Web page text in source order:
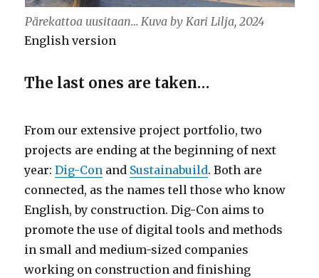
Pärekattoa uusitaan… Kuva by Kari Lilja, 2024
English version
The last ones are taken…
From our extensive project portfolio, two
projects are ending at the beginning of next
year:Dig-Con and Sustainabuild. Both are
connected, as the names tell those who know
English, by construction. Dig-Con aims to
promote the use of digital tools and methods
in small and medium-sized companies
working on construction and finishing